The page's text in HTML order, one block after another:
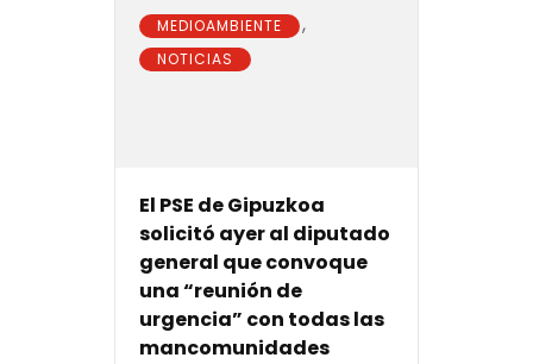
MEDIOAMBIENTE ,
NOTICIAS
El PSE de Gipuzkoa
solicitó ayer al diputado
general que convoque
una “reunión de
urgencia” con todas las
mancomunidades